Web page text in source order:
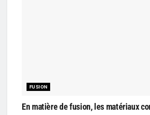
FUSION
En matière de fusion, les matériaux